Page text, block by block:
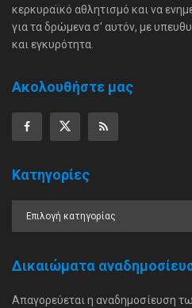
κερκυραϊκό αθλητισμό και να
για τα δρώμενα σ' αυτόν, με
και εγκυρότητα.
Ακολουθήστε μας
Κατηγορίες
Δικαιώματα
Απαγορεύεται η αναδημοσίευση